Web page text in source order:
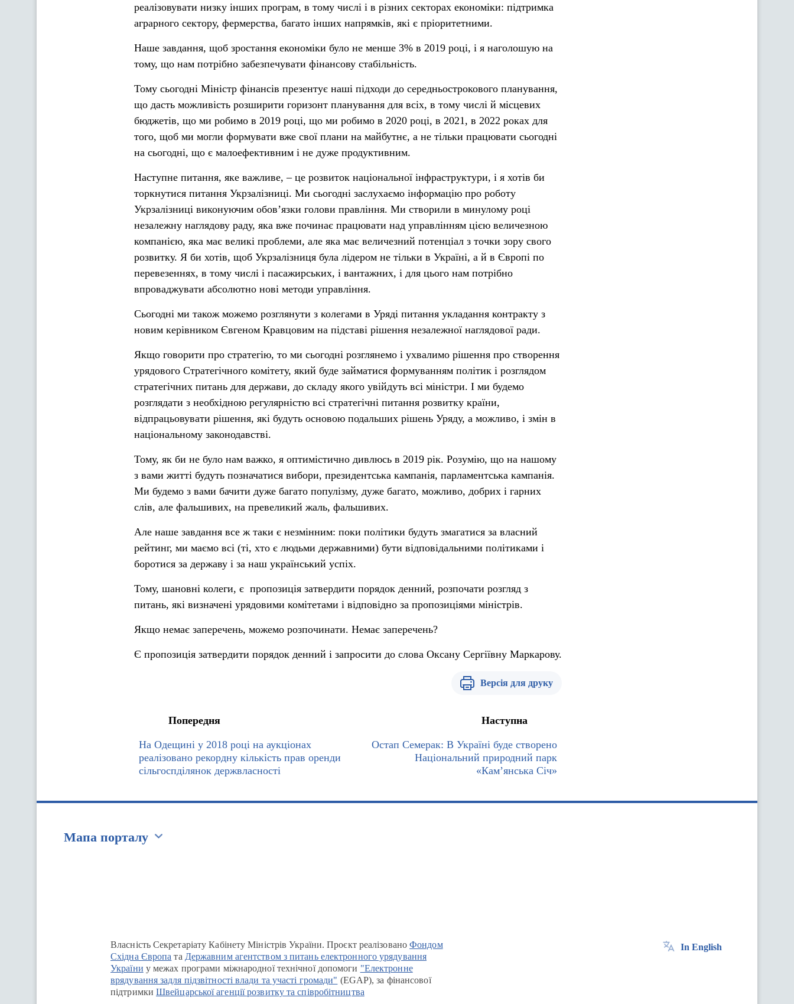
реалізовувати низку інших програм, в тому числі і в різних секторах економіки: підтримка
аграрного сектору, фермерства, багато інших напрямків, які є пріоритетними.
Наше завдання, щоб зростання економіки було не менше 3% в 2019 році, і я наголошую на
тому, що нам потрібно забезпечувати фінансову стабільність.
Тому сьогодні Міністр фінансів презентує наші підходи до середньострокового планування,
що дасть можливість розширити горизонт планування для всіх, в тому числі й місцевих
бюджетів, що ми робимо в 2019 році, що ми робимо в 2020 році, в 2021, в 2022 роках для
того, щоб ми могли формувати вже свої плани на майбутнє, а не тільки працювати сьогодні
на сьогодні, що є малоефективним і не дуже продуктивним.
Наступне питання, яке важливе, – це розвиток національної інфраструктури, і я хотів би
торкнутися питання Укрзалізниці. Ми сьогодні заслухаємо інформацію про роботу
Укрзалізниці виконуючим обов’язки голови правління. Ми створили в минулому році
незалежну наглядову раду, яка вже починає працювати над управлінням цією величезною
компанією, яка має великі проблеми, але яка має величезний потенціал з точки зору свого
розвитку. Я би хотів, щоб Укрзалізниця була лідером не тільки в Україні, а й в Європі по
перевезеннях, в тому числі і пасажирських, і вантажних, і для цього нам потрібно
впроваджувати абсолютно нові методи управління.
Сьогодні ми також можемо розглянути з колегами в Уряді питання укладання контракту з
новим керівником Євгеном Кравцовим на підставі рішення незалежної наглядової ради.
Якщо говорити про стратегію, то ми сьогодні розглянемо і ухвалимо рішення про створення
урядового Стратегічного комітету, який буде займатися формуванням політик і розглядом
стратегічних питань для держави, до складу якого увійдуть всі міністри. І ми будемо
розглядати з необхідною регулярністю всі стратегічні питання розвитку країни,
відпрацьовувати рішення, які будуть основою подальших рішень Уряду, а можливо, і змін в
національному законодавстві.
Тому, як би не було нам важко, я оптимістично дивлюсь в 2019 рік. Розумію, що на нашому
з вами житті будуть позначатися вибори, президентська кампанія, парламентська кампанія.
Ми будемо з вами бачити дуже багато популізму, дуже багато, можливо, добрих і гарних
слів, але фальшивих, на превеликий жаль, фальшивих.
Але наше завдання все ж таки є незмінним: поки політики будуть змагатися за власний
рейтинг, ми маємо всі (ті, хто є людьми державними) бути відповідальними політиками і
боротися за державу і за наш український успіх.
Тому, шановні колеги, є пропозиція затвердити порядок денний, розпочати розгляд з
питань, які визначені урядовими комітетами і відповідно за пропозиціями міністрів.
Якщо немає заперечень, можемо розпочинати. Немає заперечень?
Є пропозиція затвердити порядок денний і запросити до слова Оксану Сергіївну Маркарову.
Версія для друку
Попередня
На Одещині у 2018 році на аукціонах
реалізовано рекордну кількість прав оренди
сільгоспділянок держвласності
Наступна
Остап Семерак: В Україні буде створено
Національний природний парк
«Кам’янська Січ»
Мапа порталу
Власність Секретаріату Кабінету Міністрів України. Проєкт реалізованоФондом
Східна Європа та Державним агентством з питань електронного урядування
України у межах програми міжнародної технічної допомоги "Електронне
врядування задля підзвітності влади та участі громади" (EGAP), за фінансової
підтримки Швейцарської агенції розвитку та співробітництва
In English